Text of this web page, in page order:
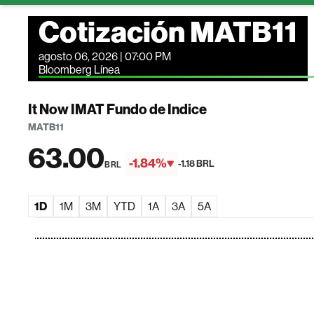
Cotización MATB11
agosto 06, 2026 | 07:00 PM
Bloomberg Línea
It Now IMAT Fundo de Indice
MATB11
63.00BRL -1.84% -1.18 BRL
1D 1M 3M YTD 1A 3A 5A